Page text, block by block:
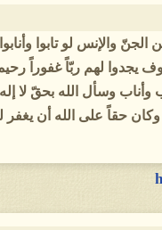
الجنّ والإنس لو تابوا
يجدوا لهم ربّاً غفوراً
وسأل الله بحقّ
حقاً على الله أن يغفر